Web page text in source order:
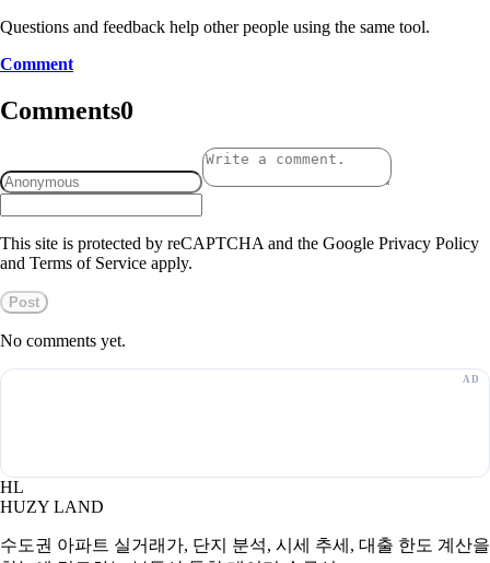
Questions and feedback help other people using the same tool.
Comment
Comments0
This site is protected by reCAPTCHA and the Google Privacy Policy
and Terms of Service apply.
Post
No comments yet.
HL
HUZY LAND
수도권 아파트 실거래가, 단지 분석, 시세 추세, 대출 한도 계산을